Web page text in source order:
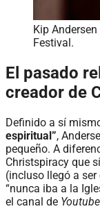
Kip
Festival.
El pasado
creador de
Definido a sí
espiritual”,
pequeño. A
Christspiracy que
(incluso llegó a
“nunca iba a la
el canal de